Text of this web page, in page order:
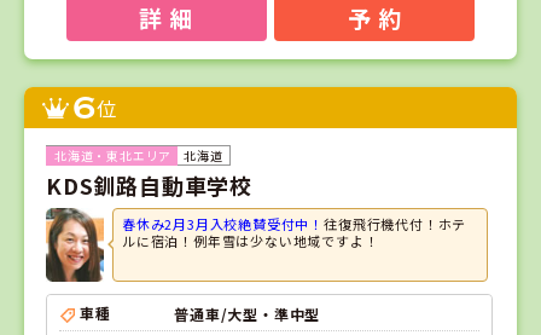
詳 細 予 約
6位
北海道
KDS釧路自動車学校
春休み2月3月入校絶賛受付中！往復飛行機代付！ホテ
ルに宿泊！例年雪は少ない地域ですよ！
車種
普通車/大型・準中型